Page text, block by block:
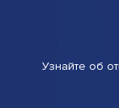
Узнайте об